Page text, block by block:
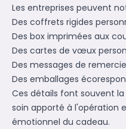
Les entreprises peuvent
Des coffrets rigides
Des box imprimées aux
Des cartes de vœux
Des messages de
Des emballages
Ces détails font souvent
soin apporté à l'opération
émotionnel du cadeau.